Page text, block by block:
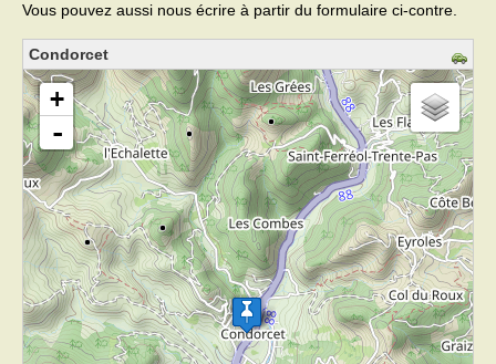
Heures d’ouverture
Démarches administratives
CONSEILLER NUMERIQUE
Infos utiles
Salle polyvalente
Service des eaux
L’école
Vous pouvez aussi nous écrire à partir du formulaire ci-contre.
Condorcet
chargement de la carte - veuillez patienter...
+
-